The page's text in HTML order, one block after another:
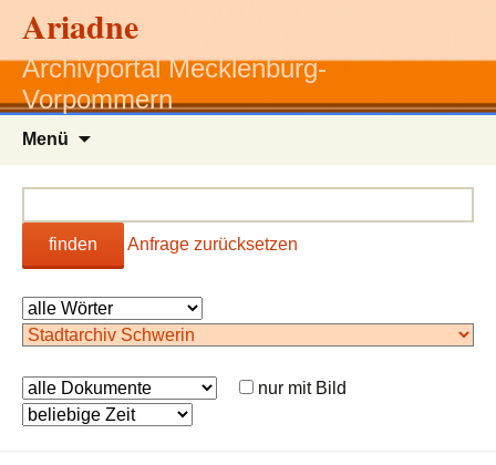
Ariadne
Archivportal Mecklenburg-
Vorpommern
Menü
finden Anfrage zurücksetzen
nur mit Bild